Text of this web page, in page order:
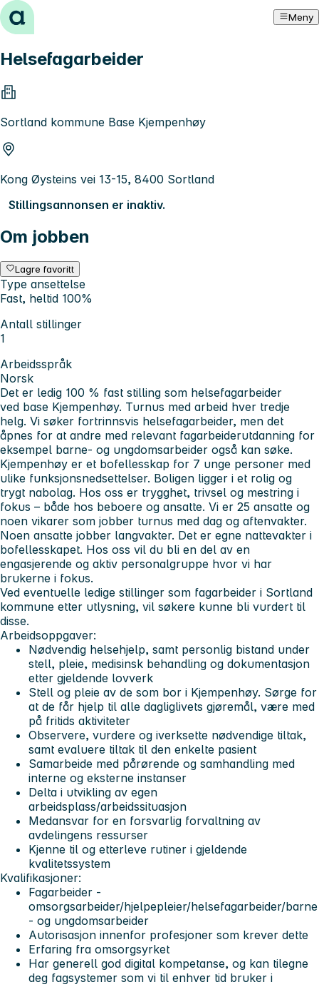
Hopp til innhold Meny
Helsefagarbeider
Sortland kommune Base Kjempenhøy
Kong Øysteins vei 13-15, 8400 Sortland
Stillingsannonsen er inaktiv.
Om jobben
Lagre favoritt
Type ansettelse
Fast, heltid 100%
Antall stillinger
1
Arbeidsspråk
Norsk
Det er ledig 100 % fast stilling som helsefagarbeider
ved base Kjempenhøy. Turnus med arbeid hver tredje
helg. Vi søker fortrinnsvis helsefagarbeider, men det
åpnes for at andre med relevant fagarbeiderutdanning for
eksempel barne- og ungdomsarbeider også kan søke.
Kjempenhøy er et bofellesskap for 7 unge personer med
ulike funksjonsnedsettelser. Boligen ligger i et rolig og
trygt nabolag. Hos oss er trygghet, trivsel og mestring i
fokus – både hos beboere og ansatte. Vi er 25 ansatte og
noen vikarer som jobber turnus med dag og aftenvakter.
Noen ansatte jobber langvakter. Det er egne nattevakter i
bofellesskapet. Hos oss vil du bli en del av en
engasjerende og aktiv personalgruppe hvor vi har
brukerne i fokus.
Ved eventuelle ledige stillinger som fagarbeider i Sortland
kommune etter utlysning, vil søkere kunne bli vurdert til
disse.
Arbeidsoppgaver:
Nødvendig helsehjelp, samt personlig bistand under
stell, pleie, medisinsk behandling og dokumentasjon
etter gjeldende lovverk
Stell og pleie av de som bor i Kjempenhøy. Sørge for
at de får hjelp til alle dagliglivets gjøremål, være med
på fritids aktiviteter
Observere, vurdere og iverksette nødvendige tiltak,
samt evaluere tiltak til den enkelte pasient
Samarbeide med pårørende og samhandling med
interne og eksterne instanser
Delta i utvikling av egen
arbeidsplass/arbeidssituasjon
Medansvar for en forsvarlig forvaltning av
avdelingens ressurser
Kjenne til og etterleve rutiner i gjeldende
kvalitetssystem
Kvalifikasjoner:
Fagarbeider -
omsorgsarbeider/hjelpepleier/helsefagarbeider/barne
- og ungdomsarbeider
Autorisasjon innenfor profesjoner som krever dette
Erfaring fra omsorgsyrket
Har generell god digital kompetanse, og kan tilegne
deg fagsystemer som vi til enhver tid bruker i